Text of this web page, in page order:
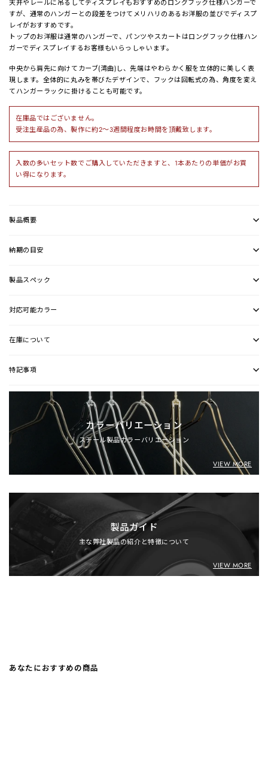
天井やレールに吊るしてディスプレイもおすすめのロングフック仕様ハンガーで
すが、通常のハンガーとの段差をつけてメリハリのあるお洋服の並びでディスプ
レイがおすすめです。
トップのお洋服は通常のハンガーで、パンツやスカートはロングフック仕様ハン
ガーでディスプレイするお客様もいらっしゃいます。
中央から肩先に向けてカーブ(湾曲)し、先端はやわらかく服を立体的に美しく表
現します。全体的に丸みを帯びたデザインで、フックは回転式の為、角度を変え
てハンガーラックに掛けることも可能です。
在庫品ではございません。
受注生産品の為、製作に約2〜3週間程度お時間を頂戴致します。
入数の多いセット数でご購入していただきますと、1本あたりの単価がお買
い得になります。
製品概要
納期の目安
製品スペック
対応可能カラー
在庫について
特記事項
カラーバリエーション
スチール製品カラーバリエーション
VIEW MORE
製品ガイド
主な弊社製品の紹介と特徴について
VIEW MORE
あなたにおすすめの商品